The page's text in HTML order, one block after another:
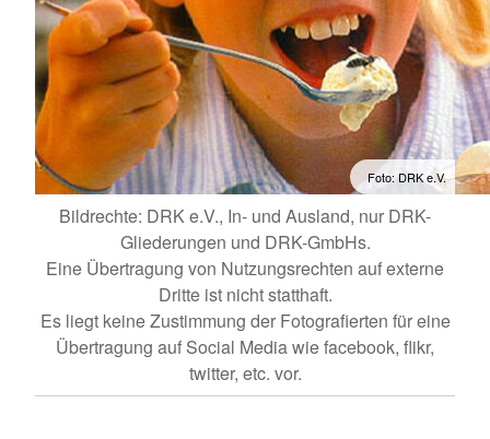
Foto: DRK e.V.
Bildrechte: DRK e.V., In- und Ausland, nur DRK-
Gliederungen und DRK-GmbHs.
Eine Übertragung von Nutzungsrechten auf externe
Dritte ist nicht statthaft.
Es liegt keine Zustimmung der Fotografierten für eine
Übertragung auf Social Media wie facebook, flikr,
twitter, etc. vor.